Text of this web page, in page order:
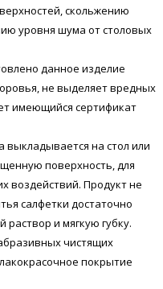
скольжению
уровня шума от столовых
данное изделие
не выделяет вредных
имеющийся сертификат
выкладывается на стол или
поверхность, для
воздействий. Продукт не
салфетки достаточно
и мягкую губку.
чистящих
покрытие